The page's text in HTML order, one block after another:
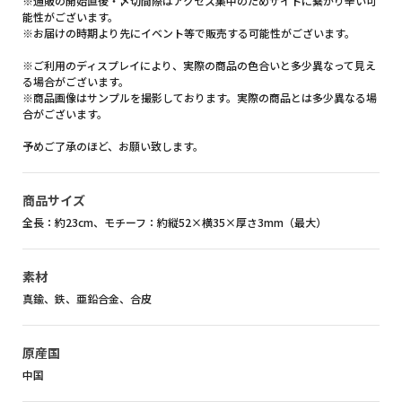
能性がございます。
※お届けの時期より先にイベント等で販売する可能性がございます。
※ご利用のディスプレイにより、実際の商品の色合いと多少異なって見え
る場合がございます。
※商品画像はサンプルを撮影しております。実際の商品とは多少異なる場
合がございます。
予めご了承のほど、お願い致します。
商品サイズ
全長：約23cm、モチーフ：約縦52×横35×厚さ3mm（最大）
素材
真鍮、鉄、亜鉛合金、合皮
原産国
中国